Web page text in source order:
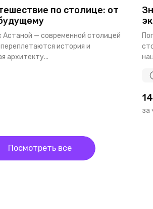
по столице: от
Астаной — современной столицей
история и
архитекту...
за
Посмотреть все